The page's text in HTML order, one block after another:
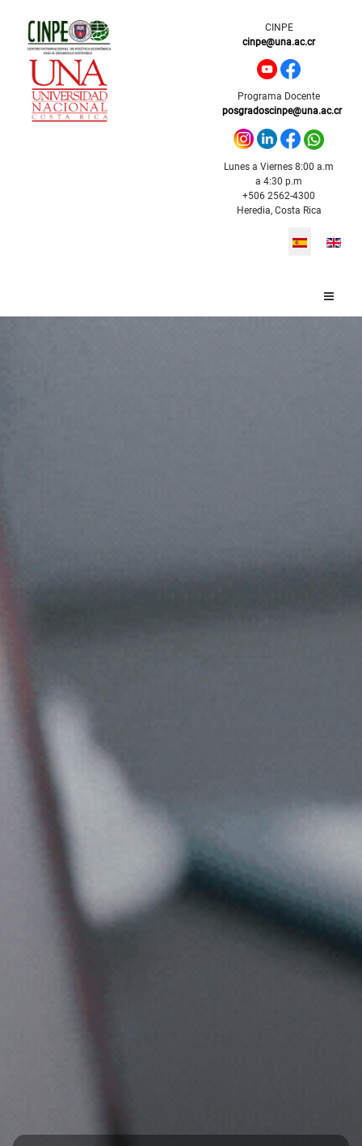
CINPE
cinpe@una.ac.cr
Programa Docente
posgradoscinpe@una.ac.cr
Lunes a Viernes 8:00 a.m
a 4:30 p.m
+506 2562-4300
Heredia, Costa Rica
Seleccione